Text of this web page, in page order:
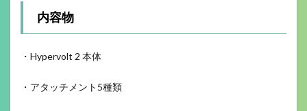
内容物
・Hypervolt 2 本体
・アタッチメント5種類